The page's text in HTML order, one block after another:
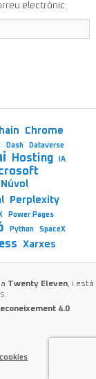
electrònic.
Chrome
Dash
Dataverse
Hosting
IA
Núvol
Perplexity
Power Pages
Python SpaceX
Xarxes
Twenty Eleven, i està
4.0